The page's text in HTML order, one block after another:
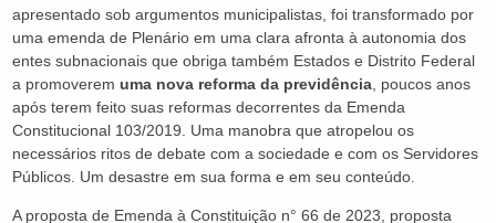
apresentado sob argumentos municipalistas, foi transformado por
uma emenda de Plenário em uma clara afronta à autonomia dos
entes subnacionais que obriga também Estados e Distrito Federal
a promoverem uma nova reforma da previdência, poucos anos
após terem feito suas reformas decorrentes da Emenda
Constitucional 103/2019. Uma manobra que atropelou os
necessários ritos de debate com a sociedade e com os Servidores
Públicos. Um desastre em sua forma e em seu conteúdo.
A proposta de Emenda à Constituição n° 66 de 2023, proposta